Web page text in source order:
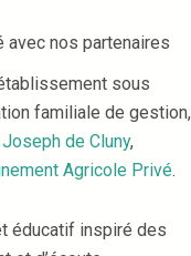
nos partenaires
sous
familiale de gestion,
de Cluny,
Agricole Privé.
éducatif inspiré des